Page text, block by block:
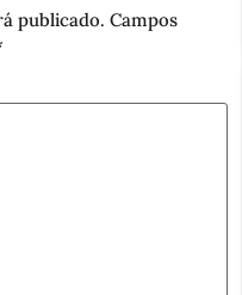
publicado. Campos